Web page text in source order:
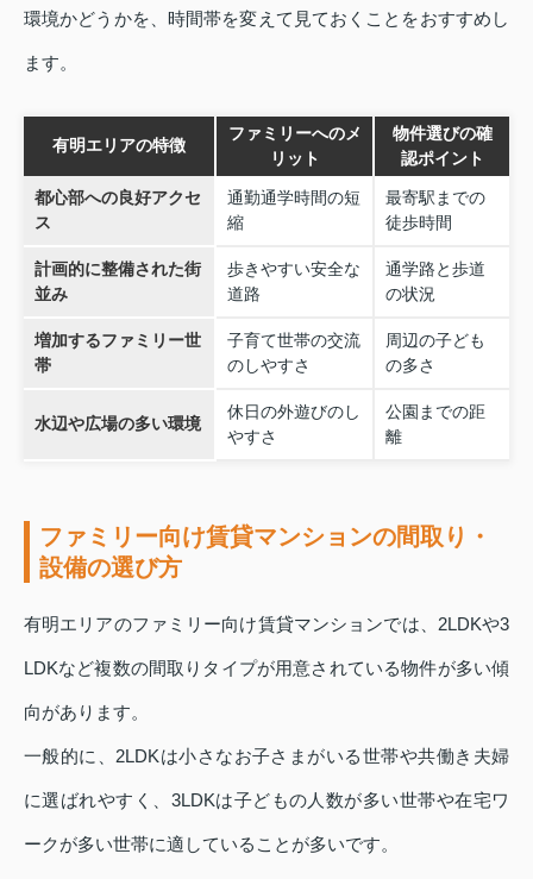
環境かどうかを、時間帯を変えて見ておくことをおすすめし
ます。
有明エリアの特徴
ファミリーへのメ
リット
物件選びの確
認ポイント
都心部への良好アクセ
ス
通勤通学時間の短
縮
最寄駅までの
徒歩時間
計画的に整備された街
並み
歩きやすい安全な
道路
通学路と歩道
の状況
増加するファミリー世
帯
子育て世帯の交流
のしやすさ
周辺の子ども
の多さ
水辺や広場の多い環境
休日の外遊びのし
やすさ
公園までの距
離
ファミリー向け賃貸マンションの間取り・
設備の選び方
有明エリアのファミリー向け賃貸マンションでは、2LDKや3
LDKなど複数の間取りタイプが用意されている物件が多い傾
向があります。
一般的に、2LDKは小さなお子さまがいる世帯や共働き夫婦
に選ばれやすく、3LDKは子どもの人数が多い世帯や在宅ワ
ークが多い世帯に適していることが多いです。